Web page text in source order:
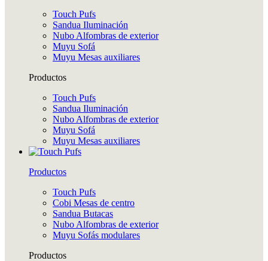
Touch Pufs
Sandua Iluminación
Nubo Alfombras de exterior
Muyu Sofá
Muyu Mesas auxiliares
Productos
Touch Pufs
Sandua Iluminación
Nubo Alfombras de exterior
Muyu Sofá
Muyu Mesas auxiliares
Productos
Touch Pufs
Cobi Mesas de centro
Sandua Butacas
Nubo Alfombras de exterior
Muyu Sofás modulares
Productos